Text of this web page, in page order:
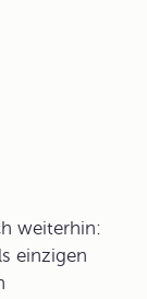
weiterhin:
einzigen